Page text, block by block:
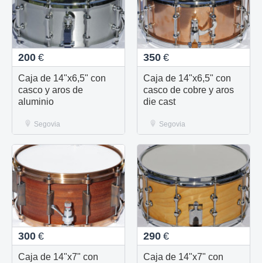
200 €
Caja de 14"x6,5" con
casco y aros de
aluminio
Segovia
350 €
Caja de 14"x6,5" con
casco de cobre y aros
die cast
Segovia
300 €
Caja de 14"x7" con
290 €
Caja de 14"x7" con